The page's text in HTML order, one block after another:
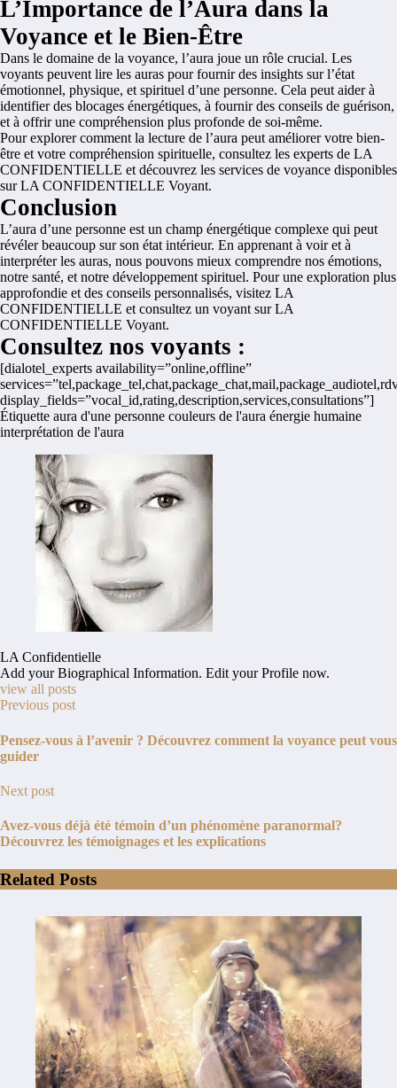
L’Importance de l’Aura dans la
Voyance et le Bien-Être
Dans le domaine de la voyance, l’aura joue un rôle crucial. Les
voyants peuvent lire les auras pour fournir des insights sur l’état
émotionnel, physique, et spirituel d’une personne. Cela peut aider à
identifier des blocages énergétiques, à fournir des conseils de guérison,
et à offrir une compréhension plus profonde de soi-même.
Pour explorer comment la lecture de l’aura peut améliorer votre bien-
être et votre compréhension spirituelle, consultez les experts de LA
CONFIDENTIELLE et découvrez les services de voyance disponibles
surLA CONFIDENTIELLE Voyant.
Conclusion
L’aura d’une personne est un champ énergétique complexe qui peut
révéler beaucoup sur son état intérieur. En apprenant à voir et à
interpréter les auras, nous pouvons mieux comprendre nos émotions,
notre santé, et notre développement spirituel. Pour une exploration plus
approfondie et des conseils personnalisés, visitez LA
CONFIDENTIELLE et consultez un voyant surLA
CONFIDENTIELLE Voyant.
Consultez nos voyants :
[dialotel_experts availability=”online,offline”
display_fields=”vocal_id,rating,description,services,consultations”]
Étiquette aura d'une personne couleurs de l'aura énergie humaine
interprétation de l'aura
LA Confidentielle
Add your Biographical Information. Edit your Profile now.
view all posts
Previous post
Pensez-vous à l’avenir ? Découvrez comment la voyance peut vous
guider
Next post
Avez-vous déjà été témoin d’un phénomène paranormal?
Découvrez les témoignages et les explications
Related Posts